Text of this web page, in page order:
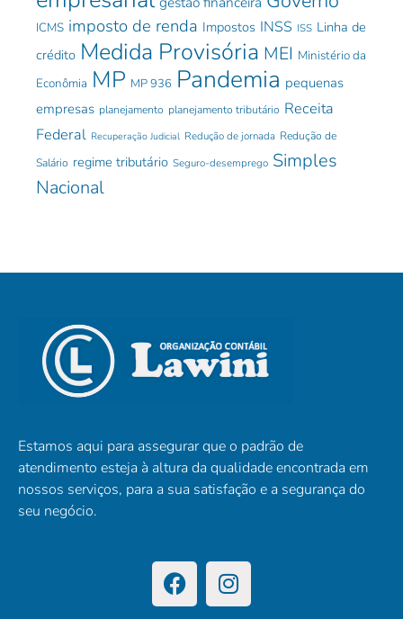
ICMS imposto de renda Impostos INSS ISS Linha de
crédito Medida Provisória MEI Ministério da
Econômia MP MP 936 Pandemia pequenas
empresas planejamento planejamento tributário Receita
Federal Recuperação Judicial Redução de jornada Redução de
Salário regime tributário Seguro-desemprego Simples
Nacional
Estamos aqui para assegurar que o padrão de
atendimento esteja à altura da qualidade encontrada em
nossos serviços, para a sua satisfação e a segurança do
seu negócio.